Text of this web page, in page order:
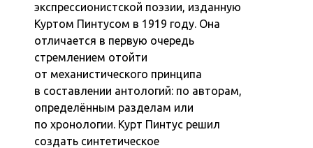
экспрессионистской поэзии, изданную
Куртом Пинтусом в 1919 году. Она
отличается в первую очередь
стремлением отойти
от механистического принципа
в составлении антологий: по авторам,
определённым разделам или
по хронологии. Курт Пинтус решил
создать синтетическое